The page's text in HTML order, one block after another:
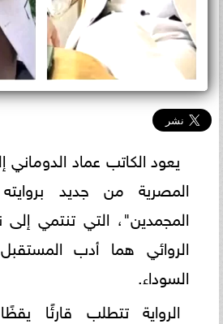
يعود الكاتب عماد الدوماني
المصرية من جديد
المجمدين"، التي تنتمي
الروائي هما أدب
السوداء.
الرواية تتطلب قارئًا